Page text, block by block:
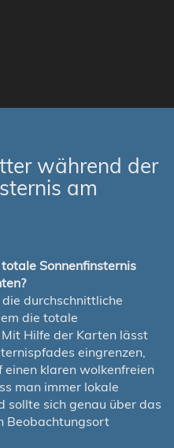
während der
am
Sonnenfinsternis
durchschnittliche
die totale
Hilfe der Karten lässt
eingrenzen,
klaren wolkenfreien
man immer lokale
sollte sich genau über das
Beobachtungsort